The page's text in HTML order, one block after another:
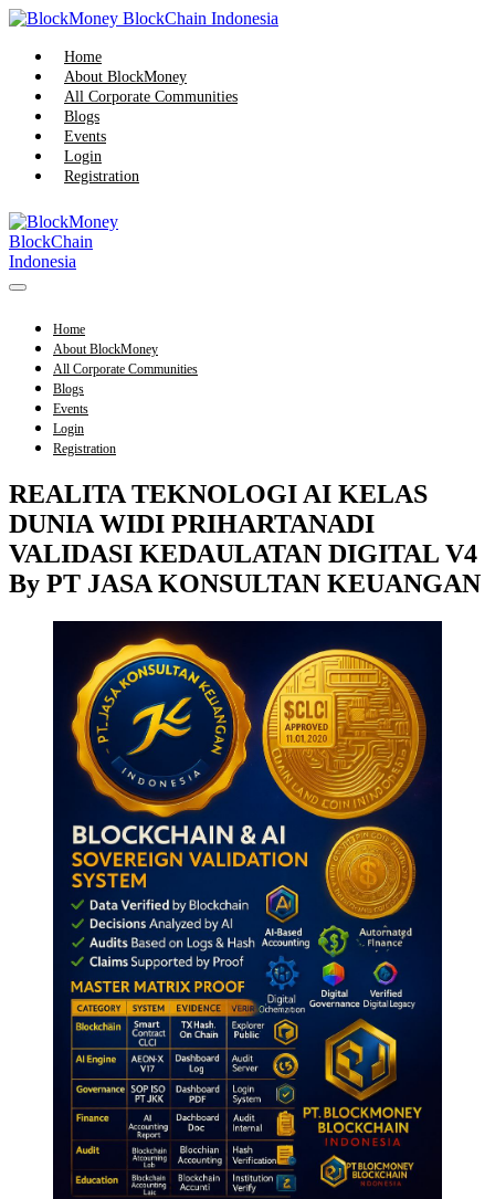
Skip
content
Home
About BlockMoney
All Corporate Communities
Blogs
Events
Login
Registration
Menu
Home
About BlockMoney
All Corporate Communities
Blogs
Events
Login
Registration
REALITA TEKNOLOGI AI KELAS
DUNIA WIDI PRIHARTANADI
VALIDASI KEDAULATAN DIGITAL V4
By PT JASA KONSULTAN KEUANGAN